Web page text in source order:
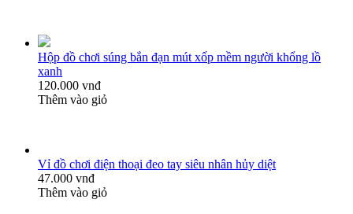
Hộp đồ chơi súng bắn đạn mút xốp mềm người khổng lồ
xanh
120.000 vnđ
Thêm vào giỏ
Vỉ đồ chơi điện thoại đeo tay siêu nhân hủy diệt
47.000 vnđ
Thêm vào giỏ